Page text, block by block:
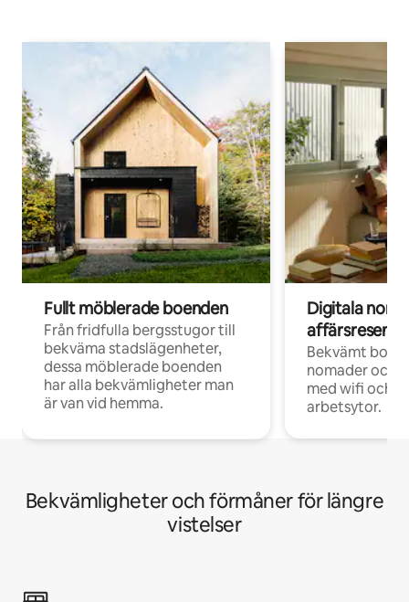
Fullt möblerade boenden
Från fridfulla bergsstugor till
bekväma stadslägenheter,
dessa möblerade boenden
har alla bekvämligheter man
är van vid hemma.
Digitala
Bekvämt
nomader och
med wifi och
arbetsytor.
Bekvämligheter och förmåner för längre
vistelser